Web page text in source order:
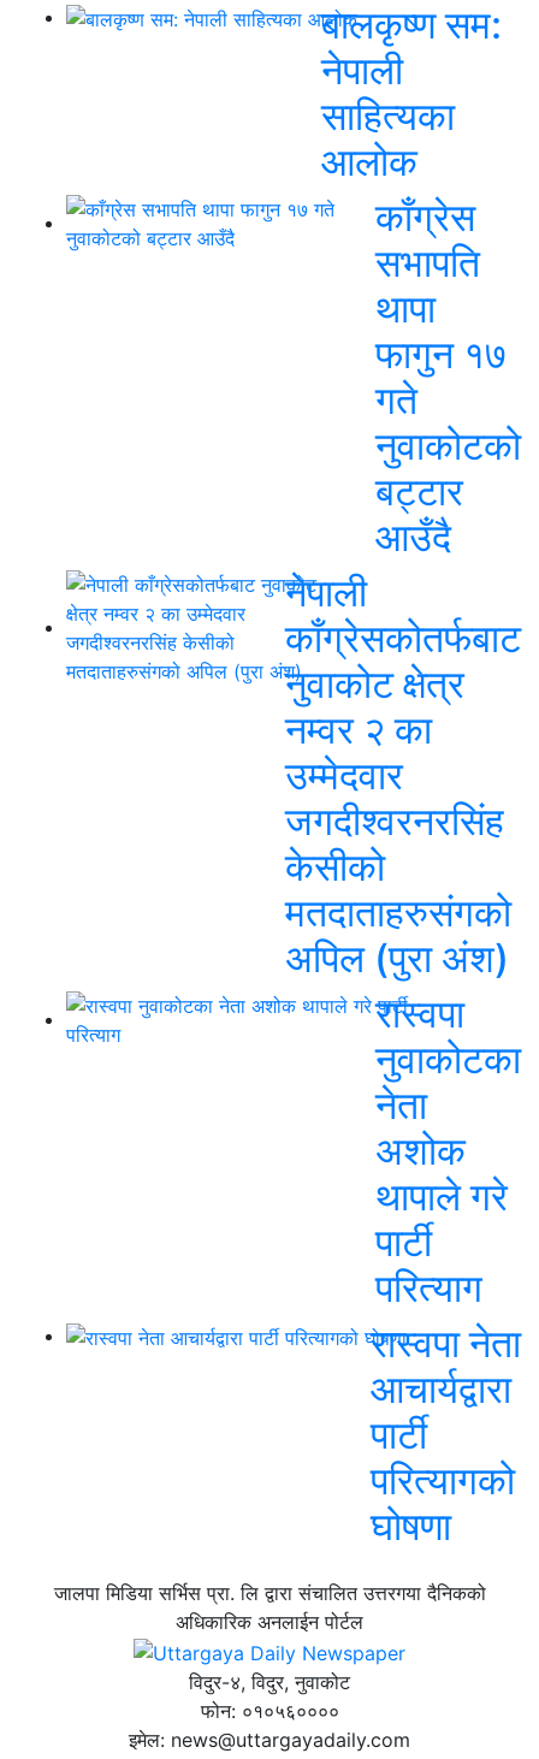
बालकृष्ण सम:
नेपाली
साहित्यका
आलोक
काँग्रेस
सभापति
थापा
फागुन १७
गते
नुवाकोटको
बट्टार
आउँदै
नेपाली
काँग्रेसकोतर्फबाट
नुवाकोट क्षेत्र
नम्वर २ का
उम्मेदवार
जगदीश्वरनरसिंह
केसीको
मतदाताहरुसंगको
अपिल (पुरा अंश)
रास्वपा
नुवाकोटका
नेता
अशोक
थापाले गरे
पार्टी
परित्याग
रास्वपा नेता
आचार्यद्वारा
पार्टी
परित्यागको
घोषणा
जालपा मिडिया सर्भिस प्रा. लि द्वारा संचालित उत्तरगया दैनिकको
अधिकारिक अनलाईन पोर्टल
विदुर-४, विदुर, नुवाकोट
फोन: ०१०५६००००
इमेल: news@uttargayadaily.com